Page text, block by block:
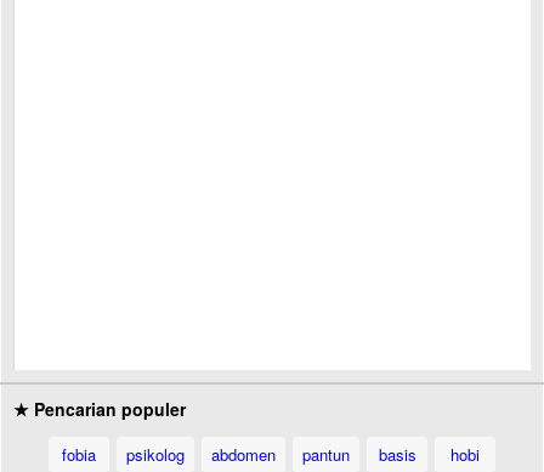
★ Pencarian populer
fobia psikolog abdomen pantun basis
hobi